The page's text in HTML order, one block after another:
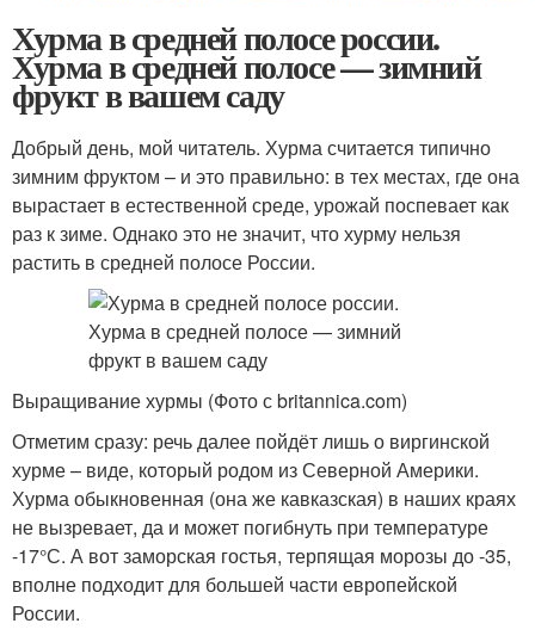
Хурма в средней полосе россии.
Хурма в средней полосе — зимний
фрукт в вашем саду
Добрый день, мой читатель. Хурма считается типично
зимним фруктом – и это правильно: в тех местах, где она
вырастает в естественной среде, урожай поспевает как
раз к зиме. Однако это не значит, что хурму нельзя
растить в средней полосе России.
Выращивание хурмы (Фото с britannica.com)
Отметим сразу: речь далее пойдёт лишь о виргинской
хурме – виде, который родом из Северной Америки.
Хурма обыкновенная (она же кавказская) в наших краях
не вызревает, да и может погибнуть при температуре
-17°С. А вот заморская гостья, терпящая морозы до -35,
вполне подходит для большей части европейской
России.